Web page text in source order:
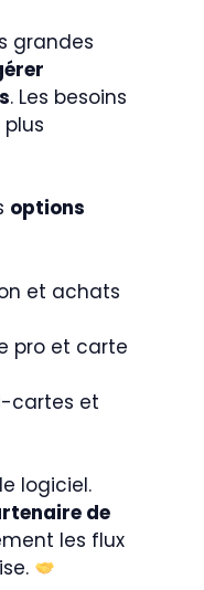
grandes
. Les besoins
options
et achats
pro et carte
cartes et
logiciel.
de
les flux